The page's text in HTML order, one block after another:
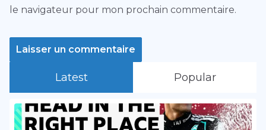
le navigateur pour mon prochain commentaire.
Latest Popular